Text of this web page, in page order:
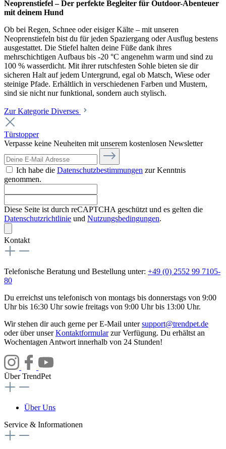
Neoprenstiefel – Der perfekte Begleiter für Outdoor-Abenteuer
mit deinem Hund
Ob bei Regen, Schnee oder eisiger Kälte – mit unseren
Neoprenstiefeln bist du für jeden Spaziergang oder Ausflug bestens
ausgestattet. Die Stiefel halten deine Füße dank ihres
mehrschichtigen Aufbaus bis -20 °C angenehm warm und sind zu
100 % wasserdicht. Mit ihrer rutschfesten Sohle bieten sie dir
sicheren Halt auf jedem Untergrund, egal ob Matsch, Wiese oder
steinige Pfade. Erhältlich in verschiedenen Farben und Mustern,
sind sie nicht nur funktional, sondern auch stylisch.
Zur Kategorie Diverses
Türstopper
Verpasse keine Neuheiten mit unserem kostenlosen Newsletter
Ich habe die Datenschutzbestimmungen zur Kenntnis
genommen.
Diese Seite ist durch reCAPTCHA geschützt und es gelten die
Datenschutzrichtlinie und Nutzungsbedingungen.
Kontakt
Telefonische Beratung und Bestellung unter: +49 (0) 2552 99 7105-
80
Du erreichst uns telefonisch von montags bis donnerstags von 9:00
Uhr bis 16:30 Uhr sowie freitags von 9:00 Uhr bis 13:00 Uhr.
Wir stehen dir auch gerne per E-Mail untersupport@trendpet.de
oder über unserKontaktformularzur Verfügung. Du erhältst an
Wochentagen Antwort innerhalb von 24 Stunden!
Über TrendPet
Über Uns
Service & Informationen